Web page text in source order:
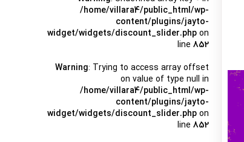
/home/villara4/public_html/wp-
content/plugins/jayto-
widget/widgets/discount_slider.php on
line852
Warning: Trying to access array offset
on value of type null in
/home/villara4/public_html/wp-
content/plugins/jayto-
widget/widgets/discount_slider.php on
line852